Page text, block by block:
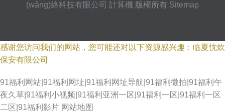
(wǎng)絡科技有限公司 計算機 版權所有 Sitemap
感谢您访问我们的网站，您可能还对以下资源感兴趣：临夏忱炊
保安有限公司
91福利网站|91福利网址|91福利网址导航|91福利微拍|91福利午
夜久草|91福利小视频|91福利亚洲一区|91福利一区|91福利一区
二区|91福利影片 网站地图